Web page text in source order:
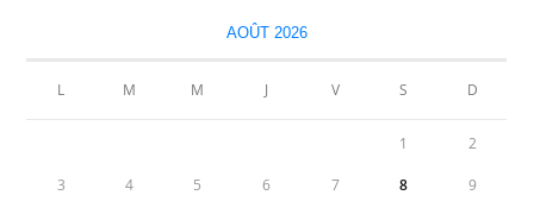
AOÛT 2026
L M M J V S D
1 2
3 4 5 6 7 8 9